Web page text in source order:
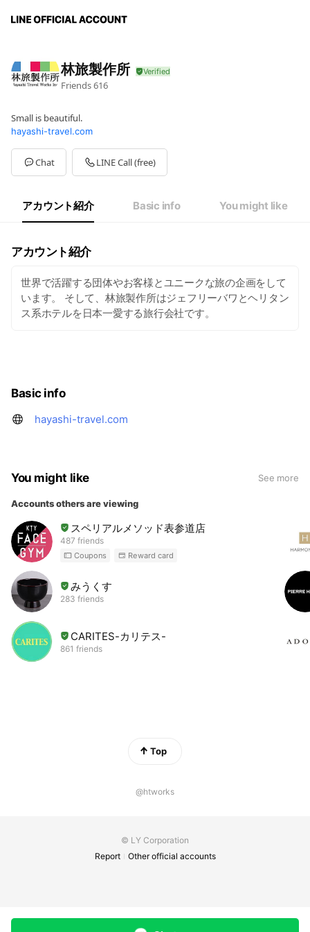
林旅製作所
Friends616
Small is beautiful.
hayashi-travel.com
Chat LINE Call (free)
アカウント紹介 Basic info You might like
アカウント紹介
世界で活躍する団体やお客様とユニークな旅の企画をして
います。 そして、林旅製作所はジェフリーバワとヘリタン
ス系ホテルを日本一愛する旅行会社です。
Basic info
hayashi-travel.com
You might like See more
Accounts others are viewing
スペリアルメソッド表参道店
487 friends
Coupons Reward card
みうくす
283 friends
CARITES-カリテス-
861 friends
Top
@htworks
© LY Corporation
Report
Other official accounts